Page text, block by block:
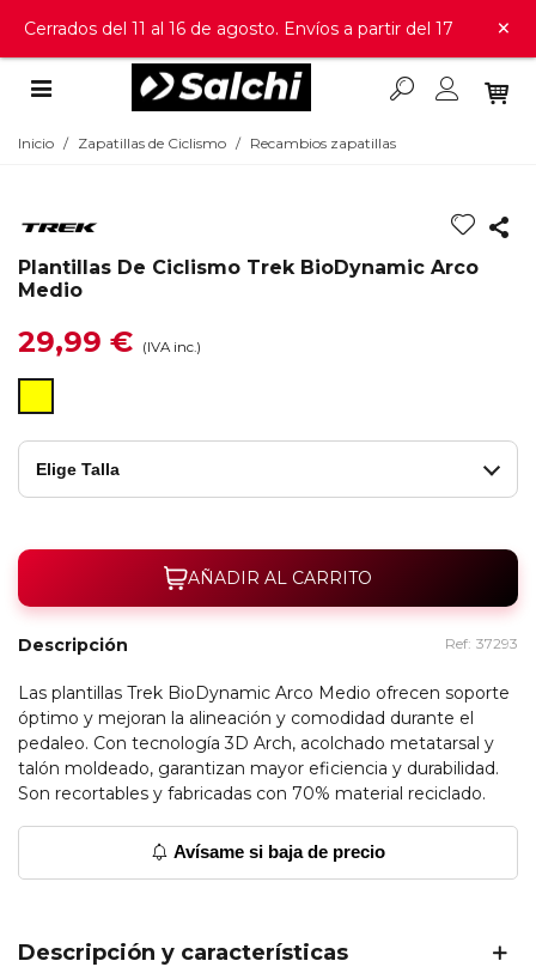
Cerrados del 11 al 16 de agosto. Envíos a partir del 17 ×
Inicio / Zapatillas de Ciclismo / Recambios zapatillas
Plantillas De Ciclismo Trek BioDynamic Arco
Medio
29,99 € (IVA inc.)
Elige Talla
AÑADIR AL CARRITO
Descripción Ref: 37293
Las plantillas Trek BioDynamic Arco Medio ofrecen soporte
óptimo y mejoran la alineación y comodidad durante el
pedaleo. Con tecnología 3D Arch, acolchado metatarsal y
talón moldeado, garantizan mayor eficiencia y durabilidad.
Son recortables y fabricadas con 70% material reciclado.
Avísame si baja de precio
Descripción y características